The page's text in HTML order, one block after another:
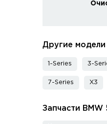
Другие модели
1-Series 3-
7-Series X3
Запчасти BMW